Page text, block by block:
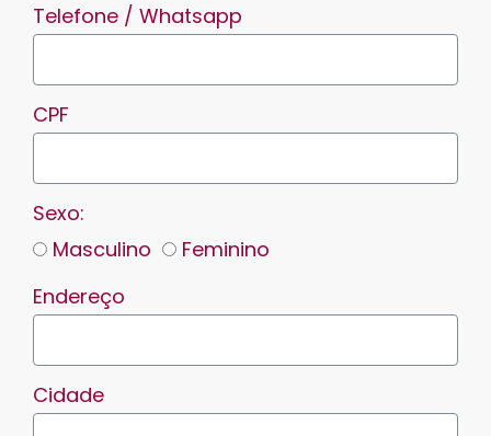
Telefone / Whatsapp
CPF
Sexo:
Masculino
Feminino
Endereço
Cidade